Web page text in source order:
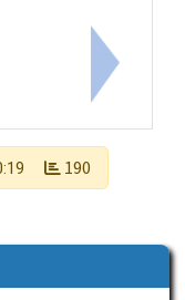
「遇見心動時」第1-
下一筆：
190